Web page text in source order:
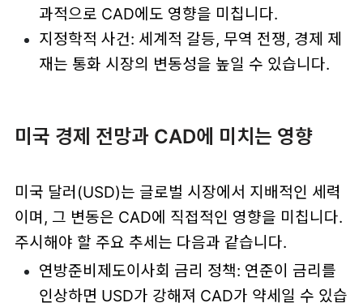
과적으로 CAD에도 영향을 미칩니다.
지정학적 사건: 세계적 갈등, 무역 전쟁, 경제 제
재는 통화 시장의 변동성을 높일 수 있습니다.
미국 경제 전망과 CAD에 미치는 영향
미국 달러(USD)는 글로벌 시장에서 지배적인 세력
이며, 그 변동은 CAD에 직접적인 영향을 미칩니다.
주시해야 할 주요 추세는 다음과 같습니다.
연방준비제도이사회 금리 정책: 연준이 금리를
인상하면 USD가 강해져 CAD가 약세일 수 있습